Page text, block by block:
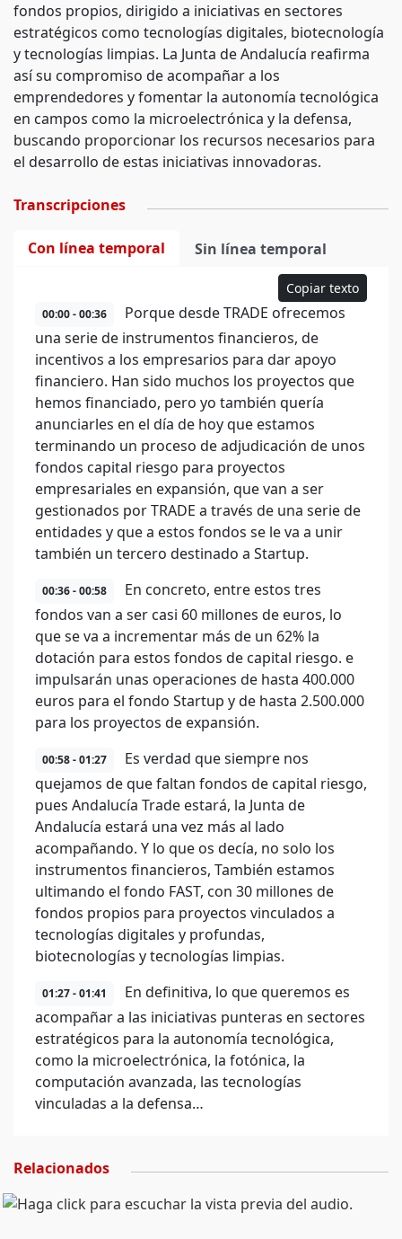
fondos propios, dirigido a iniciativas en sectores
estratégicos como tecnologías digitales, biotecnología
y tecnologías limpias. La Junta de Andalucía reafirma
así su compromiso de acompañar a los
emprendedores y fomentar la autonomía tecnológica
en campos como la microelectrónica y la defensa,
buscando proporcionar los recursos necesarios para
el desarrollo de estas iniciativas innovadoras.
Transcripciones
Con línea temporal Sin línea temporal
Copiar texto
00:00 - 00:36
Porque desde TRADE ofrecemos
una serie de instrumentos financieros, de
incentivos a los empresarios para dar apoyo
financiero. Han sido muchos los proyectos que
hemos financiado, pero yo también quería
anunciarles en el día de hoy que estamos
terminando un proceso de adjudicación de unos
fondos capital riesgo para proyectos
empresariales en expansión, que van a ser
gestionados por TRADE a través de una serie de
entidades y que a estos fondos se le va a unir
también un tercero destinado a Startup.
00:36 - 00:58
En concreto, entre estos tres
fondos van a ser casi 60 millones de euros, lo
que se va a incrementar más de un 62% la
dotación para estos fondos de capital riesgo. e
impulsarán unas operaciones de hasta 400.000
euros para el fondo Startup y de hasta 2.500.000
para los proyectos de expansión.
00:58 - 01:27
Es verdad que siempre nos
quejamos de que faltan fondos de capital riesgo,
pues Andalucía Trade estará, la Junta de
Andalucía estará una vez más al lado
acompañando. Y lo que os decía, no solo los
instrumentos financieros, También estamos
ultimando el fondo FAST, con 30 millones de
fondos propios para proyectos vinculados a
tecnologías digitales y profundas,
biotecnologías y tecnologías limpias.
01:27 - 01:41
En definitiva, lo que queremos es
acompañar a las iniciativas punteras en sectores
estratégicos para la autonomía tecnológica,
como la microelectrónica, la fotónica, la
computación avanzada, las tecnologías
vinculadas a la defensa…
Relacionados